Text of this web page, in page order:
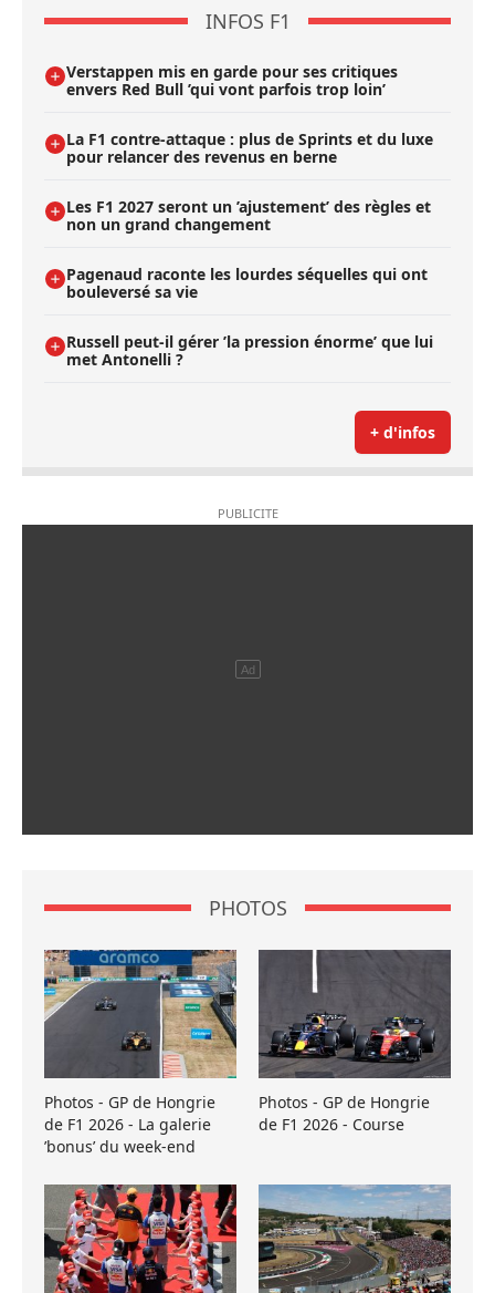
INFOS F1
Verstappen mis en garde pour ses critiques
envers Red Bull ’qui vont parfois trop loin’
La F1 contre-attaque : plus de Sprints et du luxe
pour relancer des revenus en berne
Les F1 2027 seront un ’ajustement’ des règles et
non un grand changement
Pagenaud raconte les lourdes séquelles qui ont
bouleversé sa vie
Russell peut-il gérer ’la pression énorme’ que lui
met Antonelli ?
+ d'infos
PHOTOS
Photos - GP de Hongrie
de F1 2026 - La galerie
’bonus’ du week-end
Photos - GP de Hongrie
de F1 2026 - Course